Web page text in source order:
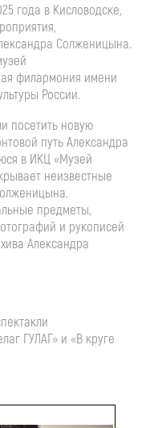
года в Кисловодске,
Солженицына.
филармония имени
России.
посетить новую
путь Александра
в ИКЦ «Музей
неизвестные
.
предметы,
и рукописей
Александра
ГУЛАГ» и «В круге